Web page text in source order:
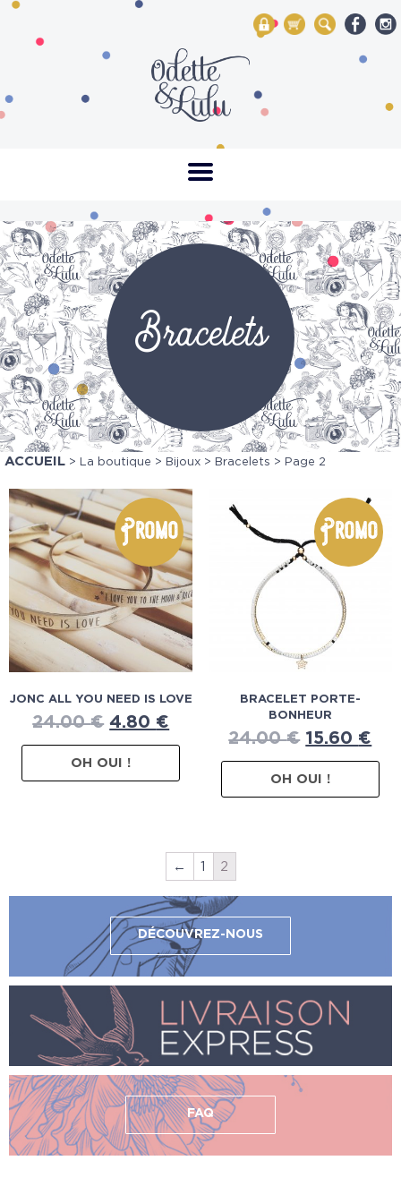
My Account
Mon panier
Rechercher
Bracelets
ACCUEIL > La boutique > Bijoux > Bracelets > Page 2
Promo
JONC ALL YOU NEED IS LOVE
24.00€ 4.80 €
OH OUI !
Promo
BRACELET PORTE-
BONHEUR
24.00€ 15.60 €
OH OUI !
← 1 2
DÉCOUVREZ-NOUS
FAQ